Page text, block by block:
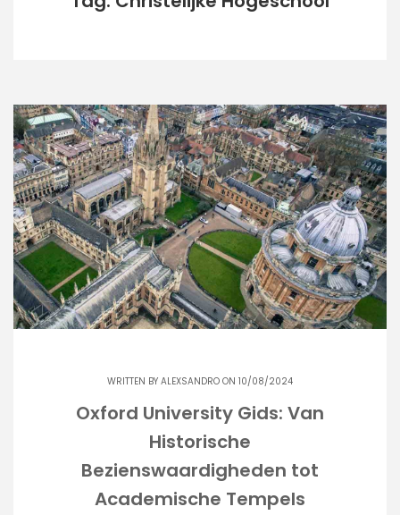
WRITTEN BY ALEXSANDRO ON 10/08/2024
Oxford University Gids: Van
Historische
Bezienswaardigheden tot
Academische Tempels